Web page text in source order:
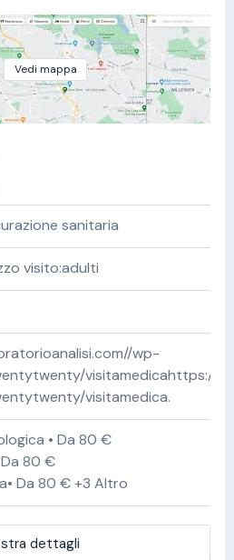
Vedi mappa
sanitaria
visito:adulti
wp-
visitamedicahttps://
visitamedica.
• Da 80 €
80 €
Da 80 € +3 Altro
dettagli